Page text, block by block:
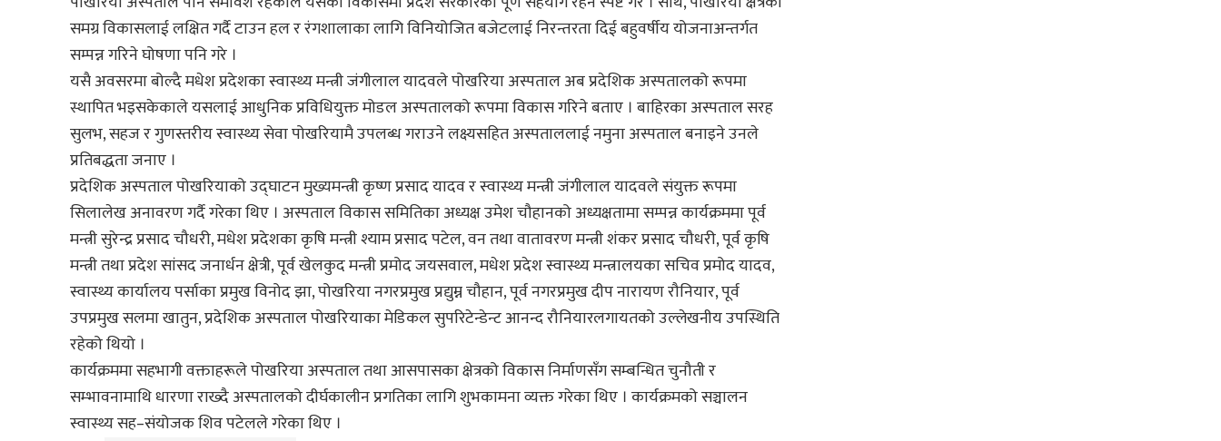
समग्र विकासलाई लक्षित गर्दै टाउन हल र रंगशालाका लागि विनियोजित बजेटलाई निरन्तरता दिई बहुवर्षीय योजनाअन्तर्गत
सम्पन्न गरिने घोषणा पनि गरे ।
यसै अवसरमा बोल्दै मधेश प्रदेशका स्वास्थ्य मन्त्री जंगीलाल यादवले पोखरिया अस्पताल अब प्रदेशिक अस्पतालको रूपमा
स्थापित भइसकेकाले यसलाई आधुनिक प्रविधियुक्त मोडल अस्पतालको रूपमा विकास गरिने बताए । बाहिरका अस्पताल सरह
सुलभ, सहज र गुणस्तरीय स्वास्थ्य सेवा पोखरियामै उपलब्ध गराउने लक्ष्यसहित अस्पताललाई नमुना अस्पताल बनाइने उनले
प्रतिबद्धता जनाए ।
प्रदेशिक अस्पताल पोखरियाको उद्घाटन मुख्यमन्त्री कृष्ण प्रसाद यादव र स्वास्थ्य मन्त्री जंगीलाल यादवले संयुक्त रूपमा
सिलालेख अनावरण गर्दै गरेका थिए । अस्पताल विकास समितिका अध्यक्ष उमेश चौहानको अध्यक्षतामा सम्पन्न कार्यक्रममा पूर्व
मन्त्री सुरेन्द्र प्रसाद चौधरी, मधेश प्रदेशका कृषि मन्त्री श्याम प्रसाद पटेल, वन तथा वातावरण मन्त्री शंकर प्रसाद चौधरी, पूर्व कृषि
मन्त्री तथा प्रदेश सांसद जनार्धन क्षेत्री, पूर्व खेलकुद मन्त्री प्रमोद जयसवाल, मधेश प्रदेश स्वास्थ्य मन्त्रालयका सचिव प्रमोद यादव,
स्वास्थ्य कार्यालय पर्साका प्रमुख विनोद झा, पोखरिया नगरप्रमुख प्रद्युम्न चौहान, पूर्व नगरप्रमुख दीप नारायण रौनियार, पूर्व
उपप्रमुख सलमा खातुन, प्रदेशिक अस्पताल पोखरियाका मेडिकल सुपरिटेन्डेन्ट आनन्द रौनियारलगायतको उल्लेखनीय उपस्थिति
रहेको थियो ।
कार्यक्रममा सहभागी वक्ताहरूले पोखरिया अस्पताल तथा आसपासका क्षेत्रको विकास निर्माणसँग सम्बन्धित चुनौती र
सम्भावनामाथि धारणा राख्दै अस्पतालको दीर्घकालीन प्रगतिका लागि शुभकामना व्यक्त गरेका थिए । कार्यक्रमको सञ्चालन
स्वास्थ्य सह–संयोजक शिव पटेलले गरेका थिए ।